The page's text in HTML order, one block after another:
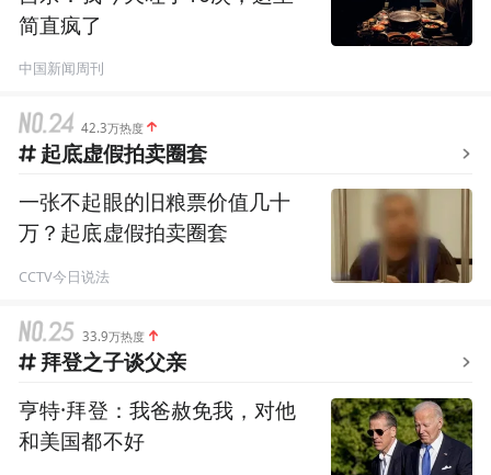
简直疯了
中国新闻周刊
42.3万热度
起底虚假拍卖圈套
一张不起眼的旧粮票价值几十
万？起底虚假拍卖圈套
CCTV今日说法
33.9万热度
拜登之子谈父亲
亨特·拜登：我爸赦免我，对他
和美国都不好